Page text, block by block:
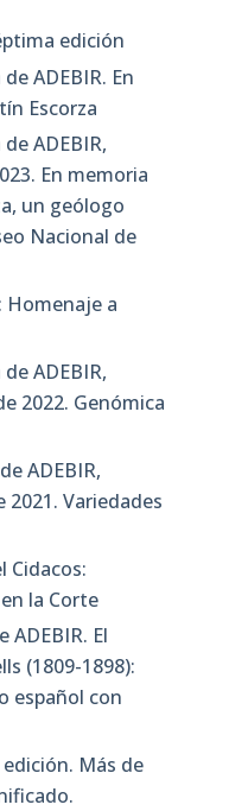
edición
ADEBIR. En
Escorza
ADEBIR,
En memoria
un geólogo
Nacional de
Homenaje a
ADEBIR,
2022. Genómica
ADEBIR,
2021. Variedades
Cidacos:
la Corte
ADEBIR. El
(1809-1898):
español con
Más de